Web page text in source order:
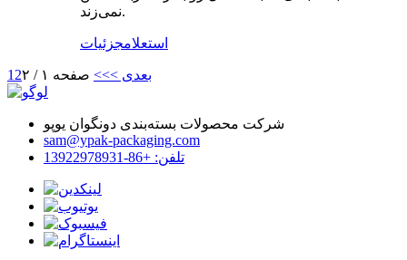
نمی‌زند.
استعلامجزئیات
1 2 بعدی >>> صفحه ۱ / ۲
شرکت محصولات بسته‌بندی دونگوان یوپو
sam@ypak-packaging.com
تلفن: +86-13922978931